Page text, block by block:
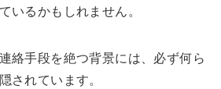
いるかもしれません。
絡手段を絶つ背景には、必ず何ら
されています。